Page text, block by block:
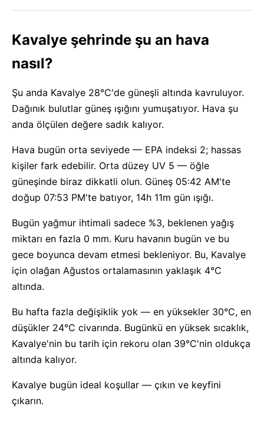
Kavalye şehrinde şu an hava
nasıl?
Şu anda Kavalye 28°C'de güneşli altında kavruluyor.
Dağınık bulutlar güneş ışığını yumuşatıyor. Hava şu
anda ölçülen değere sadık kalıyor.
Hava bugün orta seviyede — EPA indeksi 2; hassas
kişiler fark edebilir. Orta düzey UV 5 — öğle
güneşinde biraz dikkatli olun. Güneş 05:42 AM'te
doğup 07:53 PM'te batıyor, 14h 11m gün ışığı.
Bugün yağmur ihtimali sadece %3, beklenen yağış
miktarı en fazla 0 mm. Kuru havanın bugün ve bu
gece boyunca devam etmesi bekleniyor. Bu, Kavalye
için olağan Ağustos ortalamasının yaklaşık 4°C
altında.
Bu hafta fazla değişiklik yok — en yüksekler 30°C, en
düşükler 24°C civarında. Bugünkü en yüksek sıcaklık,
Kavalye'nin bu tarih için rekoru olan 39°C'nin oldukça
altında kalıyor.
Kavalye bugün ideal koşullar — çıkın ve keyfini
çıkarın.